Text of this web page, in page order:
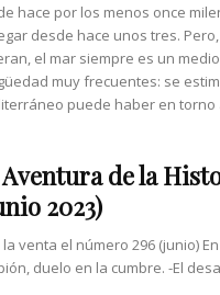
hace por los menos once
desde hace unos tres.
el mar siempre es un
muy frecuentes: se
puede haber en
de la
2023)
la venta el número 296 (junio)
duelo en la cumbre. -El